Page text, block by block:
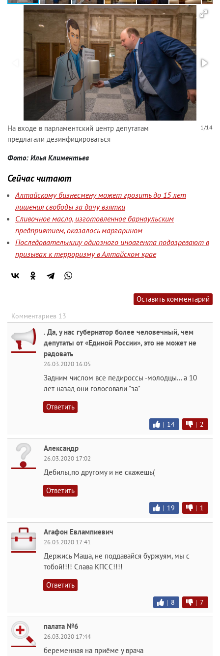
1/14
На входе в парламентский центр депутатам
предлагали дезинфицироваться
Фото: Илья Климентьев
Сейчас читают
Алтайскому бизнесмену может грозить до 15 лет
лишения свободы за дачу взятки
Сливочное масло, изготовленное барнаульским
предприятием, оказалось маргарином
Последовательницу одиозного иноагента подозревают в
призывах к терроризму в Алтайском крае
Оставить комментарий
Комментариев 13
. Да, у нас губернатор более человечный, чем
депутаты от «Единой России», это не может не
радовать
26.03.2020 16:05
Задним числом все педироссы -молодцы... а 10
лет назад они голосовали "за"
Ответить
| 14 | 2
Александр
26.03.2020 17:02
Дебилы,по другому и не скажешь(
Ответить
| 19 | 1
Агафон Евлампиевич
26.03.2020 17:41
Держись Маша, не поддавайся буржуям, мы с
тобой!!!! Слава КПСС!!!!
Ответить
| 8 | 7
палата №6
26.03.2020 17:44
беременная на приёме у врача